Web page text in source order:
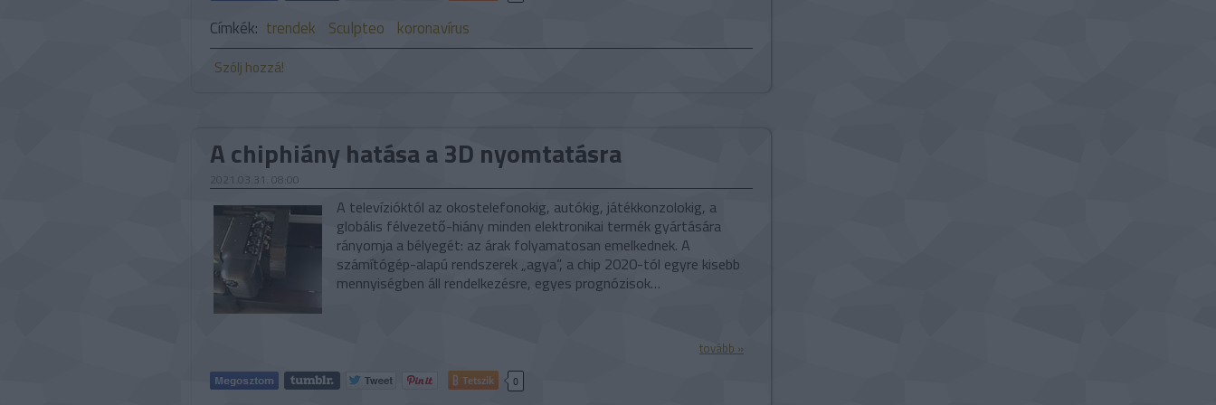
Címkék: trendek Sculpteo koronavírus
Szólj hozzá!
A chiphiány hatása a 3D nyomtatásra
2021.03.31. 08:00
A televízióktól az okostelefonokig, autókig, játékkonzolokig, a
globális félvezető-hiány minden elektronikai termék gyártására
rányomja a bélyegét: az árak folyamatosan emelkednek. A
számítógép-alapú rendszerek „agya”, a chip 2020-tól egyre kisebb
mennyiségben áll rendelkezésre, egyes prognózisok…
tovább »
Tetszik 0